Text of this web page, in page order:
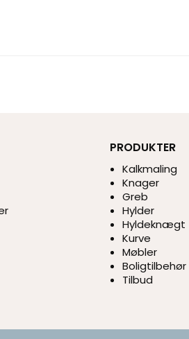
PRODUKTER
Kalkmaling
Knager
Greb
Hylder
Hyldeknægt
Kurve
Møbler
Boligtilbehør
Tilbud